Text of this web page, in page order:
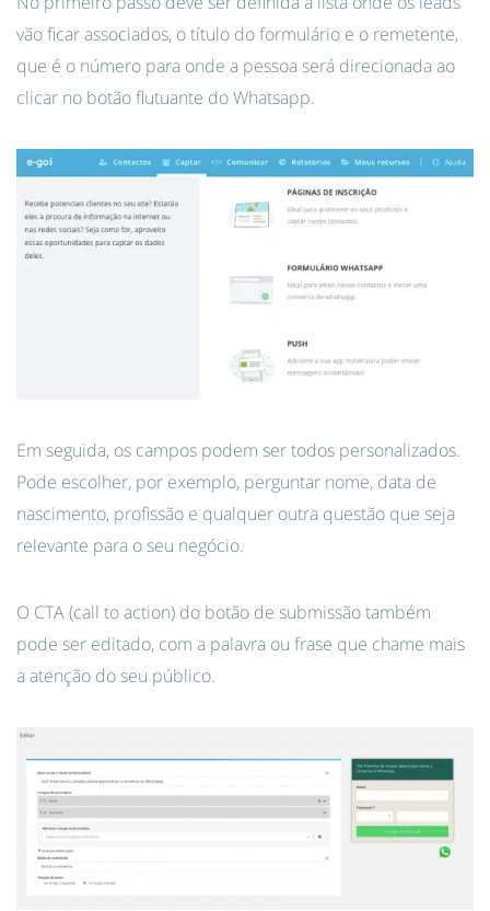
vão ficar associados, o título do formulário e o remetente,
que é o número para onde a pessoa será direcionada ao
clicar no botão flutuante do Whatsapp.
Em seguida, os campos podem ser todos personalizados.
Pode escolher, por exemplo, perguntar nome, data de
nascimento, profissão e qualquer outra questão que seja
relevante para o seu negócio.
O CTA (call to action) do botão de submissão também
pode ser editado, com a palavra ou frase que chame mais
a atenção do seu público.